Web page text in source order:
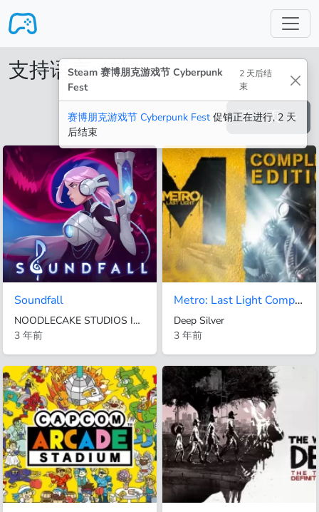
Steam 赛博朋克游戏节 Cyberpunk
Fest
2 天后结
束
赛博朋克游戏节 Cyberpunk Fest 促销正在进行, 2 天
后结束
支持语言: 德语
下一页→
Soundfall
NOODLECAKE STUDIOS INC.
3 年前
Metro: Last Light Complete Edition
Deep Silver
3 年前